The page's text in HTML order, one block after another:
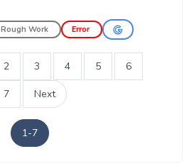
Rough Work Error
2 3 4 5 6
7 Next
1-7